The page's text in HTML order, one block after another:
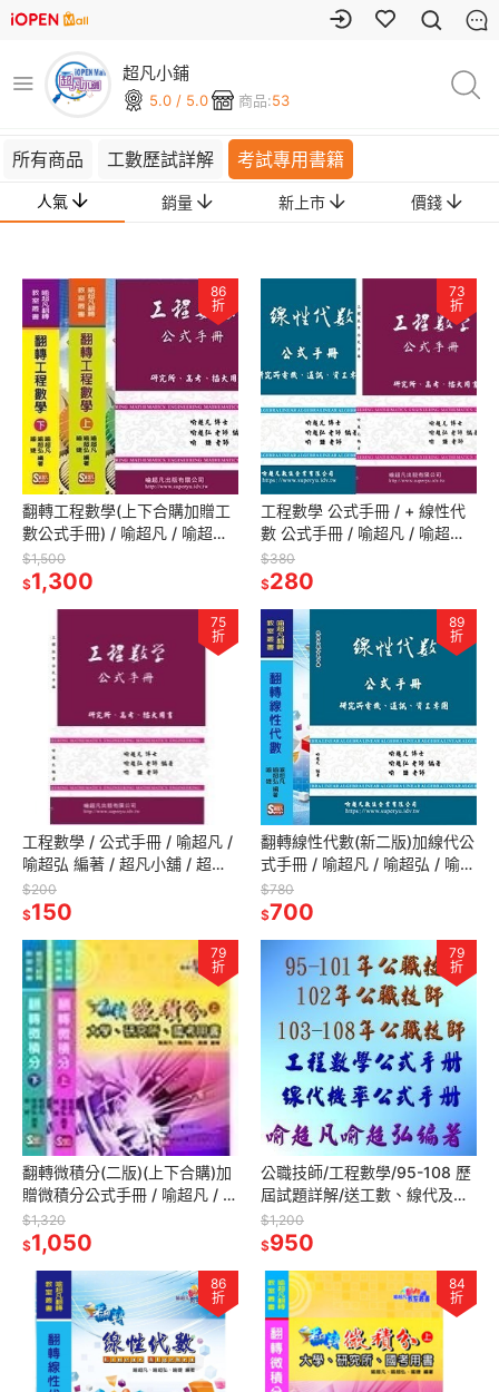
超凡小鋪
5.0 / 5.0 商品:53
所有商品 工數歷試詳解 考試專用書籍
人氣 銷量 新上市 價錢
86
折
翻轉工程數學(上下合購加贈工
數公式手冊) / 喻超凡 / 喻超弘 /
喻婕 編著 / 超凡小舖
$1,500
$1,300
73
折
工程數學 公式手冊 / + 線性代
數 公式手冊 / 喻超凡 / 喻超弘 /
喻婕 編著 / 超凡小舖 / 超凡小
鋪
$380
$280
75
折
工程數學 / 公式手冊 / 喻超凡 /
喻超弘 編著 / 超凡小舖 / 超凡
小鋪
$200
$150
89
折
翻轉線性代數(新二版)加線代公
式手冊 / 喻超凡 / 喻超弘 / 喻婕
編著
$780
$700
79
折
翻轉微積分(二版)(上下合購)加
贈微積分公式手冊 / 喻超凡 / 喻
超弘 編著 / 超凡小舖
$1,320
$1,050
79
折
公職技師/工程數學/95-108 歷
屆試題詳解/送工數、線代及機
率公式手冊/喻超凡/喻超弘編
著/超凡小舖/超凡小鋪
$1,200
$950
86
折
84
折